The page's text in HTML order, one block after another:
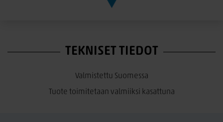
karkaistua turvalasia. Ne liikkuvat liukukiskoilla ja säästävät
L. 120cm, K. 109,5cm, S. 39cmTEKNISET TIEDOT
Valmistettu Suomessa
Tuote toimitetaan valmiiksi kasattuna